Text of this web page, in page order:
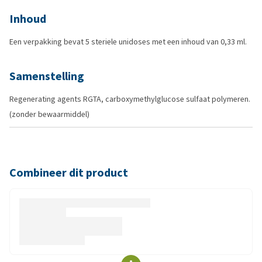
Inhoud
Een verpakking bevat 5 steriele unidoses met een inhoud van 0,33 ml.
Samenstelling
Regenerating agents RGTA, carboxymethylglucose sulfaat polymeren.
(zonder bewaarmiddel)
Combineer dit product